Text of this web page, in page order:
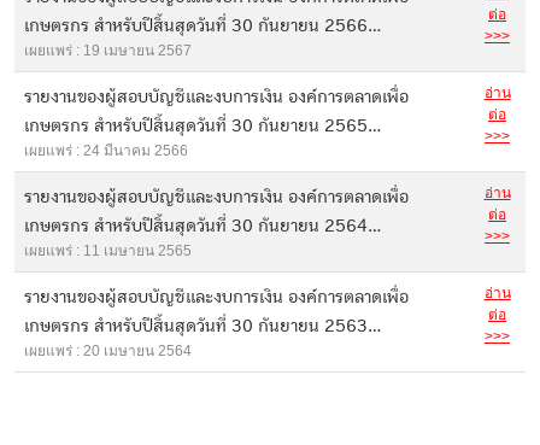
เกษตรกร สำหรับปีสิ้นสุดวันที่ 30 กันยายน 2566...
เผยแพร่ : 19 เมษายน 2567
ต่อ
>>>
รายงานของผู้สอบบัญชีและงบการเงิน องค์การตลาดเพื่อ
เกษตรกร สำหรับปีสิ้นสุดวันที่ 30 กันยายน 2565...
เผยแพร่ : 24 มีนาคม 2566
อ่าน
ต่อ
>>>
รายงานของผู้สอบบัญชีและงบการเงิน องค์การตลาดเพื่อ
เกษตรกร สำหรับปีสิ้นสุดวันที่ 30 กันยายน 2564...
เผยแพร่ : 11 เมษายน 2565
อ่าน
ต่อ
>>>
รายงานของผู้สอบบัญชีและงบการเงิน องค์การตลาดเพื่อ
เกษตรกร สำหรับปีสิ้นสุดวันที่ 30 กันยายน 2563...
เผยแพร่ : 20 เมษายน 2564
อ่าน
ต่อ
>>>